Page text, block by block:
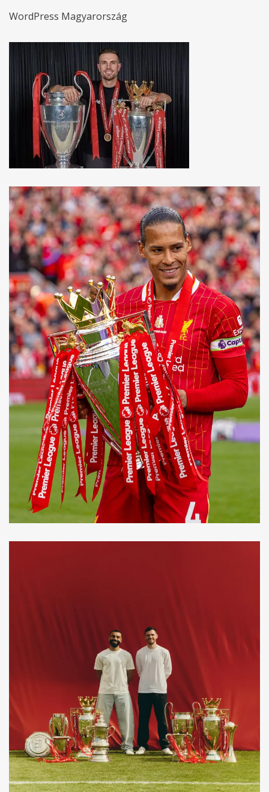
WordPress Magyarország